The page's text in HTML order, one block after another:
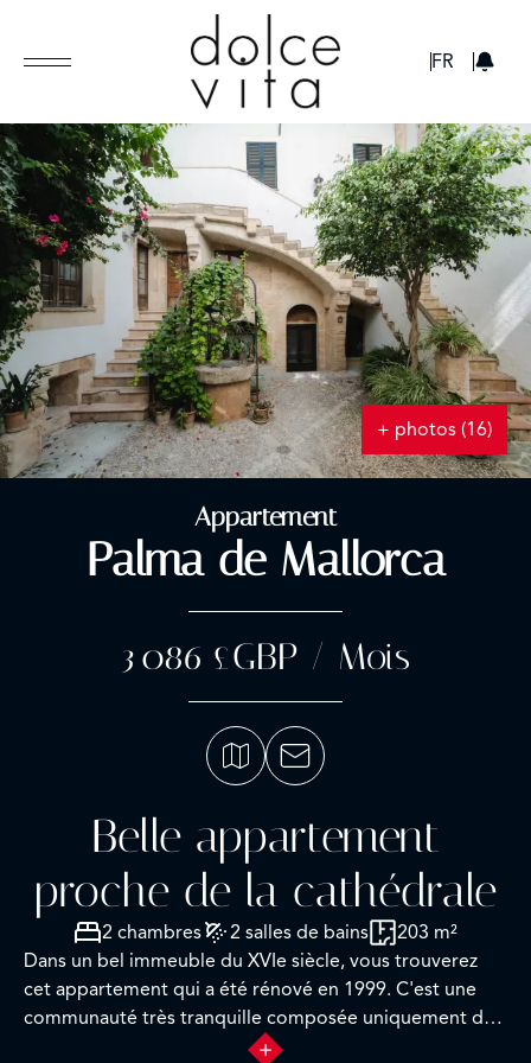
FR
+ photos (16)
Appartement
Palma de Mallorca
3 086 £GBP / Mois
Belle appartement
proche de la cathédrale
2 chambres 2 salles de bains
203 m²
Dans un bel immeuble du XVIe siècle, vous trouverez
cet appartement qui a été rénové en 1999. C'est une
communauté très tranquille composée uniquement de
3 voisins. L'accès se fait par une cour commune très